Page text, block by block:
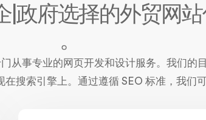
政府选择的外贸网
。
从事专业的网页开发和设计服务。我们的
搜索引擎上。通过遵循 SEO 标准，我们